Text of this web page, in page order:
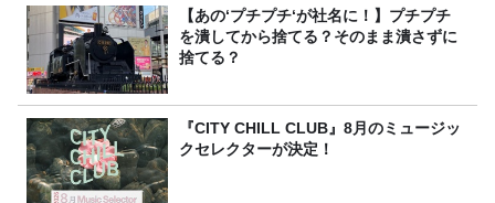
【あの‘プチプチ‘が社名に！】プチプチ
を潰してから捨てる？そのまま潰さずに
捨てる？
『CITY CHILL CLUB』8月のミュージッ
クセレクターが決定！